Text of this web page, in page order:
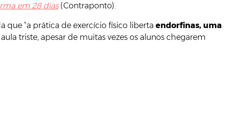
em 28 dias(Contraponto).
que “a prática de exercício físico liberta endorfinas, uma
triste, apesar de muitas vezes os alunos chegarem